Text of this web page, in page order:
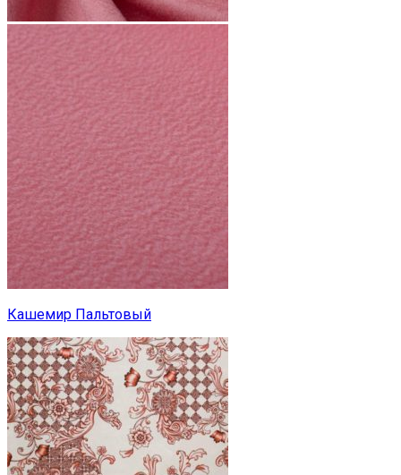
Кашемир Пальтовый